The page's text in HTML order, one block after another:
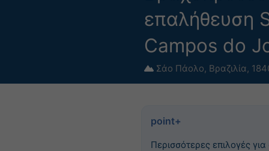
επαλήθευση
Campos do
Σάο Πάολο, Βραζιλία,
point+
Περισσότερες επιλογές